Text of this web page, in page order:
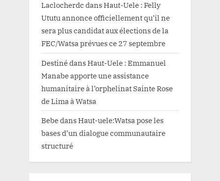
Laclocherdc dansHaut-Uele : Felly
Ututu annonce officiellement qu’il ne
sera plus candidat aux élections de la
FEC/Watsa prévues ce 27 septembre
DestinédansHaut-Uele : Emmanuel
Manabe apporte une assistance
humanitaire à l’orphelinat Sainte Rose
de Lima à Watsa
BebedansHaut-uele:Watsa pose les
bases d’un dialogue communautaire
structuré